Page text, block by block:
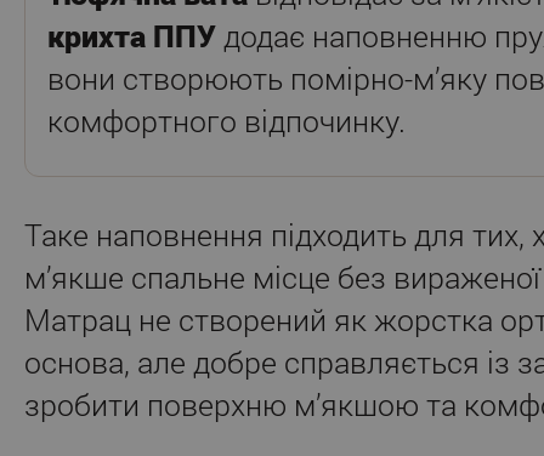
крихта ППУдодає наповненню
вони створюють помірно-м’яку
комфортного відпочинку.
Таке наповнення підходить для тих,
м’якше спальне місце без
Матрац не створений як жорстка
основа, але добре справляється із
зробити поверхню м’якшою та